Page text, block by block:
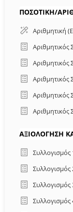
ΠΟΣΟΤΙΚΗ/
Αριθμητική
Αριθμητικός
Αριθμητικός
Αριθμητικός
Αριθμητικός
Αριθμητικός
ΑΞΙΟΛΌΓΗΣΗ
Συλλογισμός
Συλλογισμός
Συλλογισμός
Συλλογισμός